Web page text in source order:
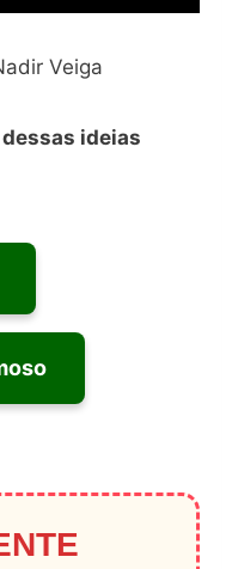
Veiga
ideias